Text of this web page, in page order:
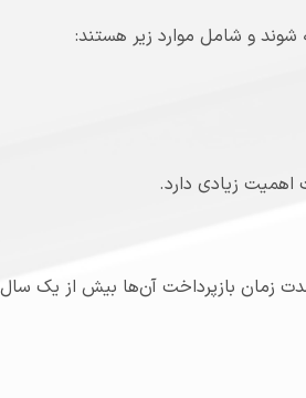
و شامل موارد زیر هستند:
زیادی دارد.
زمان بازپرداخت آن‌ها بیش از یک